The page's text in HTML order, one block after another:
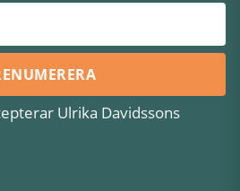
Ulrika Davidssons